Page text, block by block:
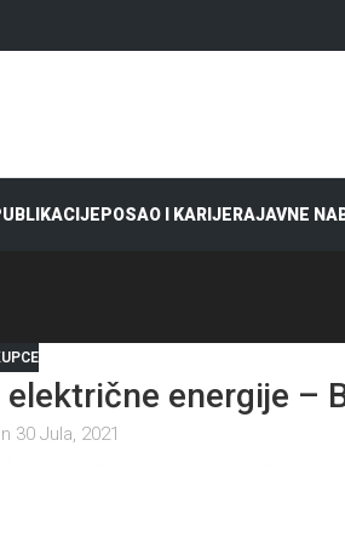
POSAO I KARIJERAJAVNE
energije –
30 Jula, 2021